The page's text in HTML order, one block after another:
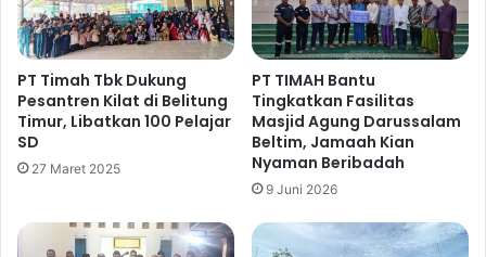
PT Timah Tbk Dukung
Pesantren Kilat di Belitung
Timur, Libatkan 100 Pelajar
SD
27 Maret 2025
PT TIMAH Bantu
Tingkatkan Fasilitas
Masjid Agung Darussalam
Beltim, Jamaah Kian
Nyaman Beribadah
9 Juni 2026